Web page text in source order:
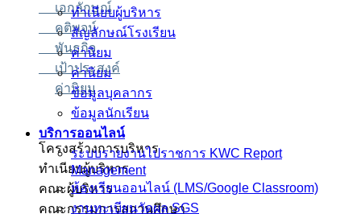
เอกลักษณ์
คติพจน์
พันธกิจ
เป้าประสงค์
ค่านิยม
โครงสร้างการบริหาร
ทำเนียบผู้บริหาร
คณะผู้บริหาร
คณะกรรมการสถานศึกษา
ทำเนียบผู้บริหาร
สัญลักษณ์โรงเรียน
ค่านิยม
ค่านิยม
ข้อมูลบุคลากร
ข้อมูลนักเรียน
บริการออนไลน์
ระบบรายงานไปราชการ KWC Report
Management
ห้องเรียนออนไลน์ (LMS/Google Classroom)
งานทะเบียนวัดผล SGS